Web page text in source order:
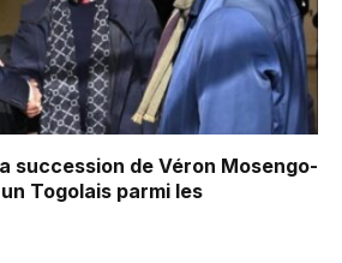
succession de Véron Mosengo-
Togolais parmi les